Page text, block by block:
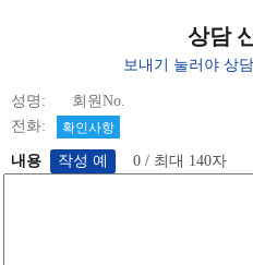
상담
보내기 눌러야 상
성명: 회원No.
전화:
확인사항
내용 0 / 최대 140자